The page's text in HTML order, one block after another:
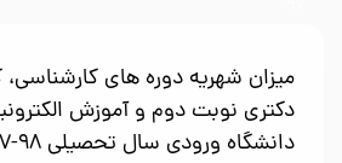
میزان شهریه دوره­ های
دکتری نوبت دوم و آموزش
دانشگاه ورودی سال تحصیلی ۹۸-۹۷ (